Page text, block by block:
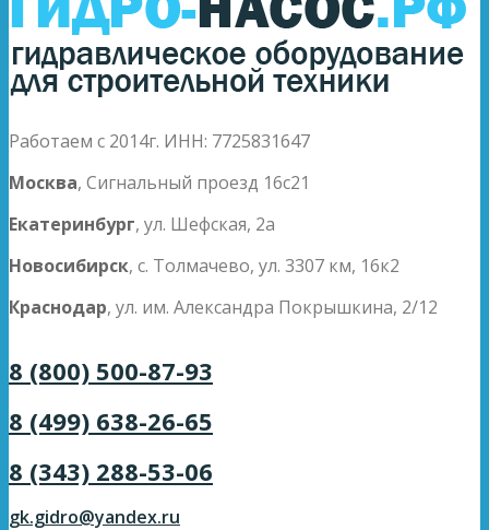
Работаем с 2014г. ИНН: 7725831647
Москва, Сигнальный проезд 16с21
Екатеринбург, ул. Шефская, 2а
Новосибирск, с. Толмачево, ул. 3307 км, 16к2
Краснодар, ул. им. Александра Покрышкина, 2/12
8 (800) 500-87-93
8 (499) 638-26-65
8 (343) 288-53-06
gk.gidro@yandex.ru